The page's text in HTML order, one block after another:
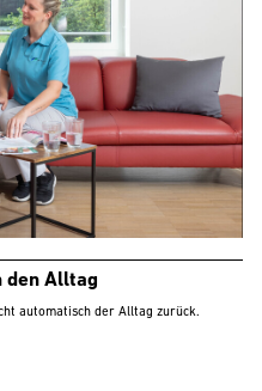
den Alltag
automatisch der Alltag zurück.